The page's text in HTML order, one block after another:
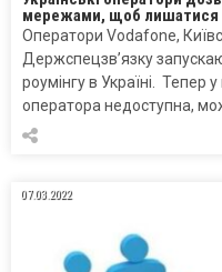
мережами, щоб лишатися
Оператори Vodafone,
Держспецзв’язку
роумінгу в Україні.
оператора недоступна,
07.03.2022